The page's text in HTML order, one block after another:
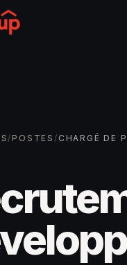
/ POSTES/ CHARGÉ DE